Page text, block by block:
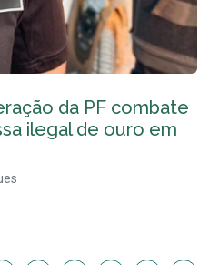
da PF combate
ilegal de ouro em